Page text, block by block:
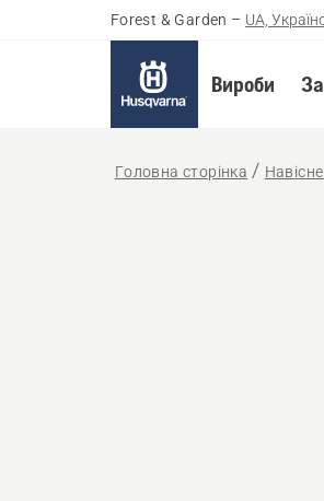
Forest & Garden – UA,
Вироби
Головна сторінка